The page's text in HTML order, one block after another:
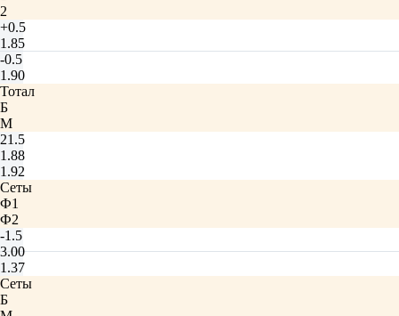
2
+0.5
1.85
-0.5
1.90
Тотал
Б
М
21.5
1.88
1.92
Сеты
Ф1
Ф2
-1.5
3.00
1.37
Сеты
Б